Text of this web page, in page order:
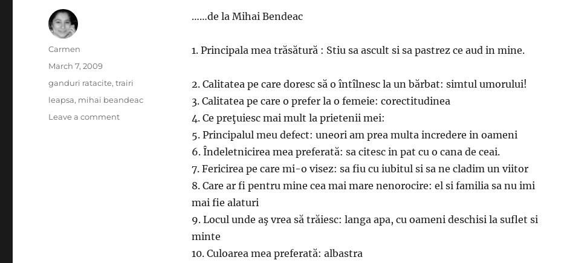
……de la Mihai Bendeac
1. Principala mea trăsătură : Stiu sa ascult si sa pastrez ce aud in mine.
2. Calitatea pe care doresc să o întîlnesc la un bărbat: simtul umorului!
3. Calitatea pe care o prefer la o femeie: corectitudinea
4. Ce preţuiesc mai mult la prietenii mei:
5. Principalul meu defect: uneori am prea multa incredere in oameni
6. Îndeletnicirea mea preferată: sa citesc in pat cu o cana de ceai.
7. Fericirea pe care mi-o visez: sa fiu cu iubitul si sa ne cladim un viitor
8. Care ar fi pentru mine cea mai mare nenorocire: el si familia sa nu imi
mai fie alaturi
9. Locul unde aş vrea să trăiesc: langa apa, cu oameni deschisi la suflet si
minte
10. Culoarea mea preferată: albastra
Author
Carmen
Posted
March 7, 2009
Categories
ganduri ratacite,trairi
Tags
leapsa, mihai beandeac
Leave a commenton